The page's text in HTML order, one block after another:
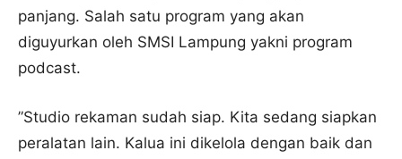
panjang. Salah satu program yang akan
diguyurkan oleh SMSI Lampung yakni program
podcast.
”Studio rekaman sudah siap. Kita sedang siapkan
peralatan lain. Kalua ini dikelola dengan baik dan